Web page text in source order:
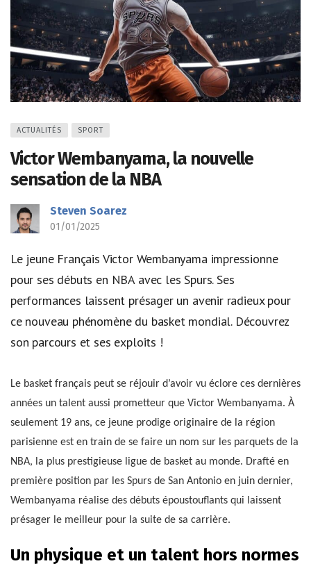
ACTUALITÉS SPORT
Victor Wembanyama, la nouvelle
sensation de la NBA
Steven Soarez
01/01/2025
Le jeune Français Victor Wembanyama impressionne
pour ses débuts en NBA avec les Spurs. Ses
performances laissent présager un avenir radieux pour
ce nouveau phénomène du basket mondial. Découvrez
son parcours et ses exploits !
Le basket français peut se réjouir d’avoir vu éclore ces dernières
années un talent aussi prometteur que Victor Wembanyama. À
seulement 19 ans, ce jeune prodige originaire de la région
parisienne est en train de se faire un nom sur les parquets de la
NBA, la plus prestigieuse ligue de basket au monde. Drafté en
première position par les Spurs de San Antonio en juin dernier,
Wembanyama réalise des débuts époustouflants qui laissent
présager le meilleur pour la suite de sa carrière.
Un physique et un talent hors normes